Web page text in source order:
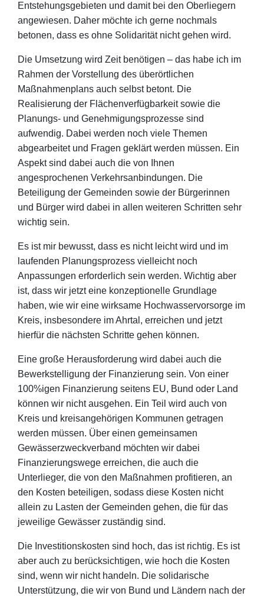
Entstehungsgebieten und damit bei den Oberliegern
angewiesen. Daher möchte ich gerne nochmals
betonen, dass es ohne Solidarität nicht gehen wird.
Die Umsetzung wird Zeit benötigen – das habe ich im
Rahmen der Vorstellung des überörtlichen
Maßnahmenplans auch selbst betont. Die
Realisierung der Flächenverfügbarkeit sowie die
Planungs- und Genehmigungsprozesse sind
aufwendig. Dabei werden noch viele Themen
abgearbeitet und Fragen geklärt werden müssen. Ein
Aspekt sind dabei auch die von Ihnen
angesprochenen Verkehrsanbindungen. Die
Beteiligung der Gemeinden sowie der Bürgerinnen
und Bürger wird dabei in allen weiteren Schritten sehr
wichtig sein.
Es ist mir bewusst, dass es nicht leicht wird und im
laufenden Planungsprozess vielleicht noch
Anpassungen erforderlich sein werden. Wichtig aber
ist, dass wir jetzt eine konzeptionelle Grundlage
haben, wie wir eine wirksame Hochwasservorsorge im
Kreis, insbesondere im Ahrtal, erreichen und jetzt
hierfür die nächsten Schritte gehen können.
Eine große Herausforderung wird dabei auch die
Bewerkstelligung der Finanzierung sein. Von einer
100%igen Finanzierung seitens EU, Bund oder Land
können wir nicht ausgehen. Ein Teil wird auch von
Kreis und kreisangehörigen Kommunen getragen
werden müssen. Über einen gemeinsamen
Gewässerzweckverband möchten wir dabei
Finanzierungswege erreichen, die auch die
Unterlieger, die von den Maßnahmen profitieren, an
den Kosten beteiligen, sodass diese Kosten nicht
allein zu Lasten der Gemeinden gehen, die für das
jeweilige Gewässer zuständig sind.
Die Investitionskosten sind hoch, das ist richtig. Es ist
aber auch zu berücksichtigen, wie hoch die Kosten
sind, wenn wir nicht handeln. Die solidarische
Unterstützung, die wir von Bund und Ländern nach der